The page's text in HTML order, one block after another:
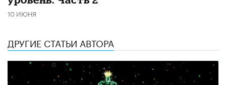
10 ИЮНЯ
ДРУГИЕ СТАТЬИ АВТОРА